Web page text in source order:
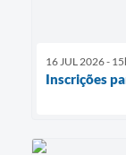
16 JUL 2026 -
Inscrições